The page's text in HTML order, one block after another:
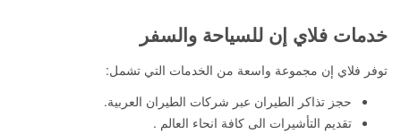
خدمات فلاي إن للسياحة والسفر
توفر فلاي إن مجموعة واسعة من الخدمات التي تشمل:
حجز تذاكر الطيران عبر شركات الطيران العربية.
تقديم التأشيرات الى كافة انحاء العالم .